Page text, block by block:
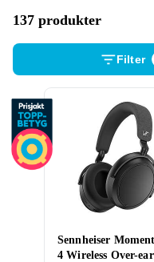
137 produkter
Filter
Sennheiser
4 Wireless Over-ear